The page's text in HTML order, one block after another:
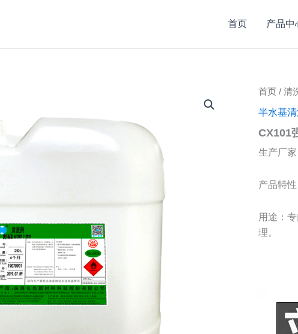
首页 产品中
首页 / 清
半水基清
CX101
生产厂
产品特
用途：
理。